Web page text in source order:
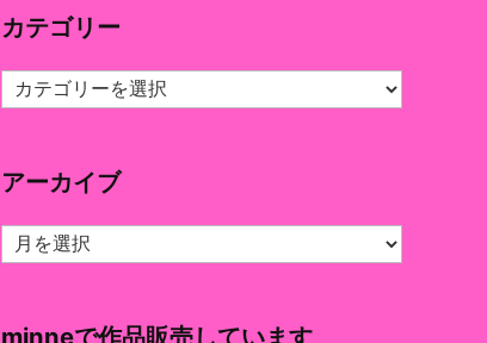
カテゴリー
カ
テ
ー
アーカイブ
ア
ー
ブ
minneで作品販売しています